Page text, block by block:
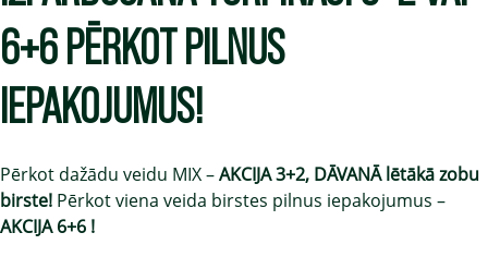
6+6 PĒRKOT PILNUS
IEPAKOJUMUS!
Pērkot dažādu veidu MIX –AKCIJA3+2, DĀVANĀ lētākā zobu
birste! Pērkot viena veida birstes pilnus iepakojumus –
AKCIJA 6+6 !